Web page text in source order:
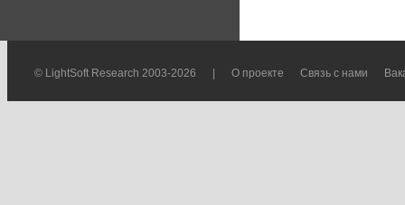
© LightSoft Research 2003-2026 О проекте Связь с нами